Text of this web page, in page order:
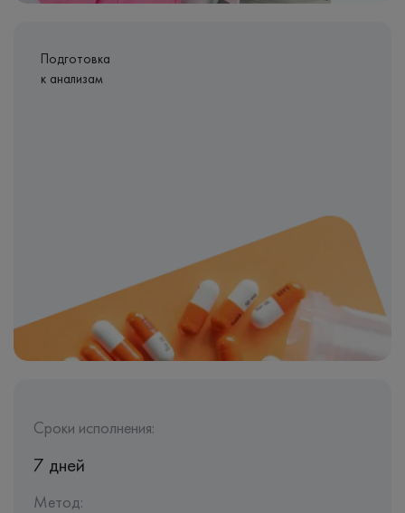
Подготовка
к анализам
Сроки исполнения:
7 дней
Метод: